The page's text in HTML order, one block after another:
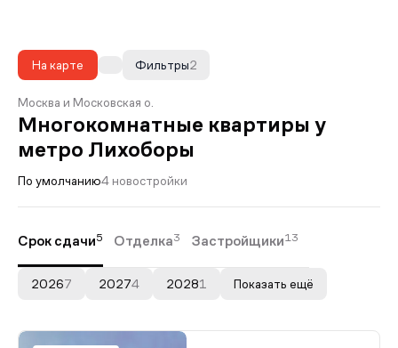
На карте 2
Фильтры
Москва и Московская о.
Многокомнатные квартиры у
метро Лихоборы
По умолчанию4 новостройки
Срок сдачи5 Отделка3 Застройщики13
20267 20274 20281 Показать ещё